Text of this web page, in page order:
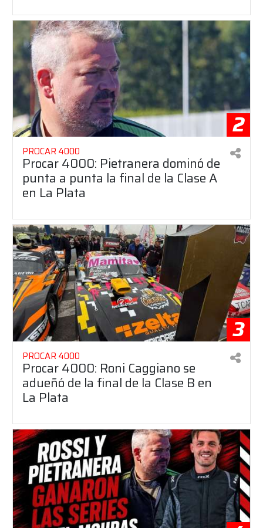
2
PROCAR 4000
Procar 4000: Pietranera dominó de
punta a punta la final de la Clase A
en La Plata
3
PROCAR 4000
Procar 4000: Roni Caggiano se
adueñó de la final de la Clase B en
La Plata